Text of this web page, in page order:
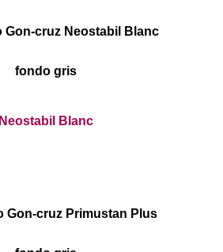
Neostabil Blanc